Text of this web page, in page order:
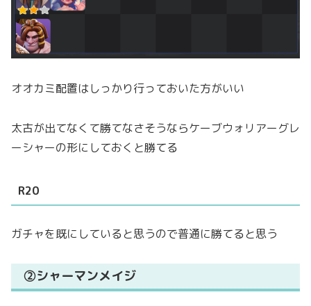
オオカミ配置はしっかり行っておいた方がいい
太古が出てなくて勝てなさそうならケーブウォリアーグレ
ーシャーの形にしておくと勝てる
R20
ガチャを既にしていると思うので普通に勝てると思う
②シャーマンメイジ